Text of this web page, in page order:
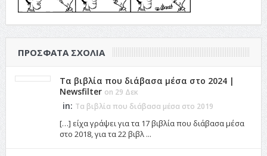
ΠΡΌΣΦΑΤΑ ΣΧΌΛΙΑ
Τα βιβλία που διάβασα μέσα στο 2024 |
Newsfilter on 29 Δεκ
in: Τα βιβλία που διάβασα μέσα στο 2019
[…] είχα γράψει για τα 17 βιβλία που διάβασα μέσα
στο 2018, για τα 22 βιβλ ...